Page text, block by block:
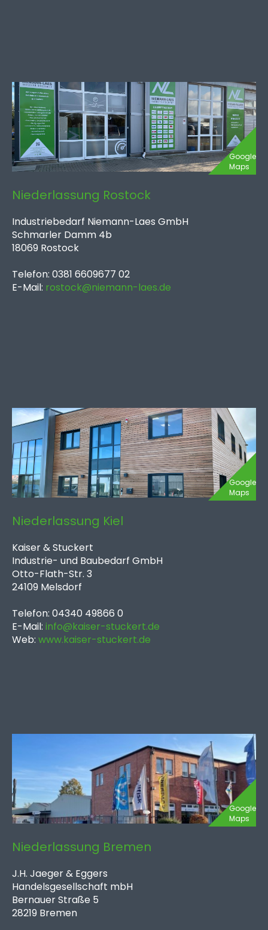
Google
Maps
Niederlassung Rostock
Industriebedarf Niemann-Laes GmbH
Schmarler Damm 4b
18069 Rostock
Telefon: 0381 6609677 02
E-Mail: rostock@niemann-laes.de
Google
Maps
Niederlassung Kiel
Kaiser & Stuckert
Industrie- und Baubedarf GmbH
Otto-Flath-Str. 3
24109 Melsdorf
Telefon: 04340 49866 0
E-Mail: info@kaiser-stuckert.de
Web: www.kaiser-stuckert.de
Google
Maps
Niederlassung Bremen
J.H. Jaeger & Eggers
Handelsgesellschaft mbH
Bernauer Straße 5
28219 Bremen